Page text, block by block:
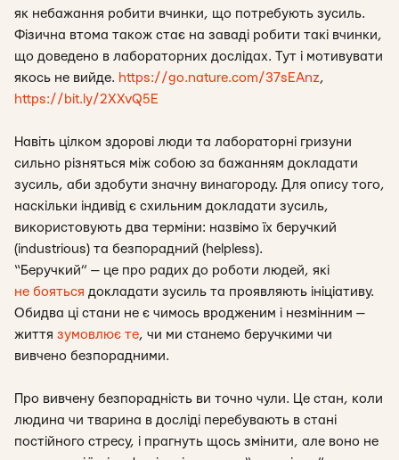
як небажання робити вчинки, що потребують зусиль.
Фізична втома також стає на заваді робити такі вчинки,
що доведено в лабораторних дослідах. Тут і мотивувати
якось не вийде. https://go.nature.com/37sEAnz,
https://bit.ly/2XXvQ5E
Навіть цілком здорові люди та лабораторні гризуни
сильно різняться між собою за бажанням докладати
зусиль, аби здобути значну винагороду. Для опису того,
наскільки індивід є схильним докладати зусиль,
використовують два терміни: назвімо їх беручкий
(industrious) та безпорадний (helpless).
“Беручкий” — це про радих до роботи людей, які
не бояться докладати зусиль та проявляють ініціативу.
Обидва ці стани не є чимось вродженим і незмінним —
життя зумовлює те, чи ми станемо беручкими чи
вивчено безпорадними.
Про вивчену безпорадність ви точно чули. Це стан, коли
людина чи тварина в досліді перебувають в стані
постійного стресу, і прагнуть щось змінити, але воно не